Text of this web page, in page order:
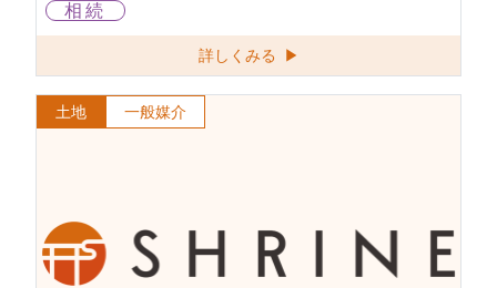
相続
詳しくみる ▶
土地 一般媒介